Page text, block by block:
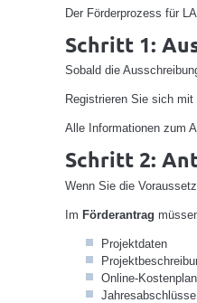
Der Förderprozess für
Schritt 1:
Sobald die
Registrieren Sie sich
Alle Informationen zum
Schritt 2:
Wenn Sie die
Im Förderantrag
Projektdaten
Online-Kostenplan